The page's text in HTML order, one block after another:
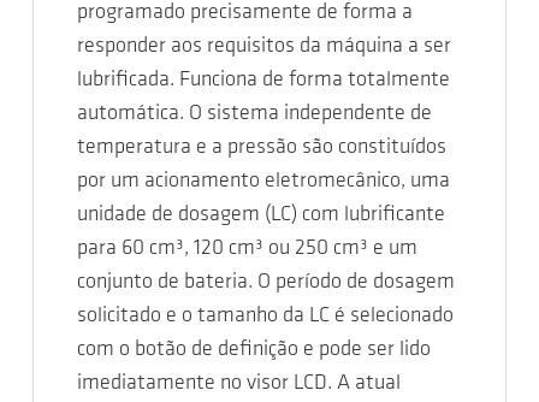
programado precisamente de forma a
responder aos requisitos da máquina a ser
lubrificada. Funciona de forma totalmente
automática. O sistema independente de
temperatura e a pressão são constituídos
por um acionamento eletromecânico, uma
unidade de dosagem (LC) com lubrificante
para 60 cm³, 120 cm³ ou 250 cm³ e um
conjunto de bateria. O período de dosagem
solicitado e o tamanho da LC é selecionado
com o botão de definição e pode ser lido
imediatamente no visor LCD. A atual